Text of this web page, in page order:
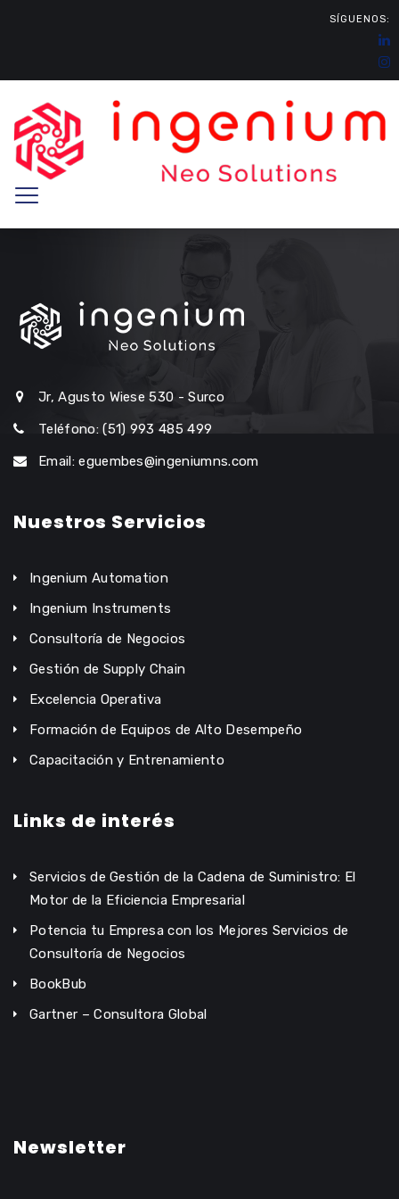
SÍGUENOS:
Jr, Agusto Wiese 530 - Surco
Teléfono: (51) 993 485 499
Email: eguembes@ingeniumns.com
Nuestros Servicios
Ingenium Automation
Ingenium Instruments
Consultoría de Negocios
Gestión de Supply Chain
Excelencia Operativa
Formación de Equipos de Alto Desempeño
Capacitación y Entrenamiento
Links de interés
Servicios de Gestión de la Cadena de Suministro: El
Motor de la Eficiencia Empresarial
Potencia tu Empresa con los Mejores Servicios de
Consultoría de Negocios
BookBub
Gartner – Consultora Global
Newsletter